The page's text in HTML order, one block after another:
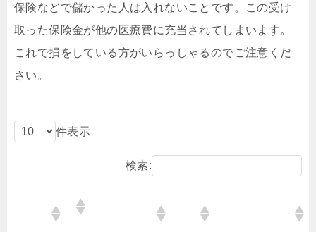
保険などで儲かった人は入れないことです。この受け
取った保険金が他の医療費に充当されてしまいます。
これで損をしている方がいらっしゃるのでご注意くだ
さい。
件表示
検索: